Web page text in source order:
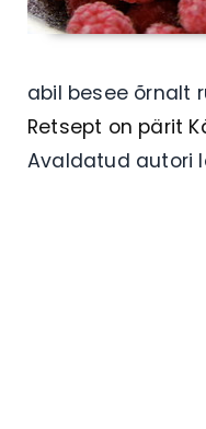
abil besee õrnalt
Retsept on pärit
Avaldatud autori